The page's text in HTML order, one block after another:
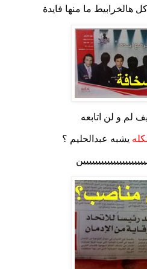
هالخرابيط ما منها فايدة
لم و لن اتابعه
يشبه عبدالحليم ؟